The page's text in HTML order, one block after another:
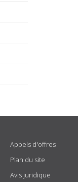
Appels d'offres
Plan du site
Avis juridique